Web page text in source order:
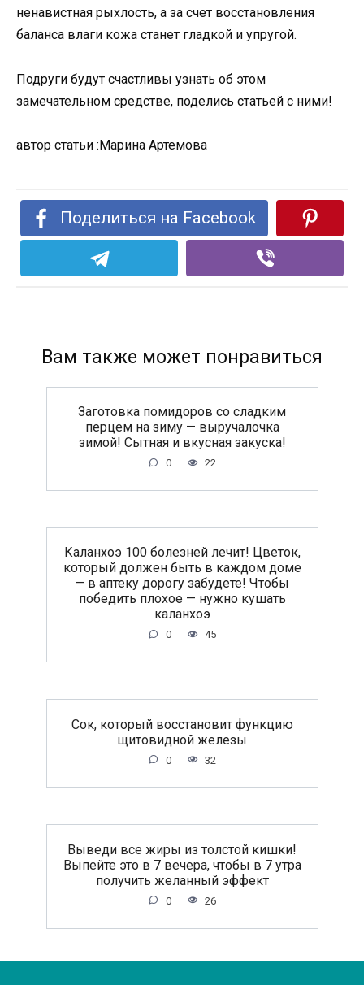
ненавистная рыхлость, а за счет восстановления
баланса влаги кожа станет гладкой и упругой.
Подруги будут счастливы узнать об этом
замечательном средстве, поделись статьей с ними!
автор статьи :Марина Артемова
Поделиться на Facebook
Вам также может понравиться
Заготовка помидоров со сладким
перцем на зиму — выручалочка
зимой! Сытная и вкусная закуска!
0 22
Каланхоэ 100 болезней лечит! Цветок,
который должен быть в каждом доме
— в аптеку дорогу забудете! Чтобы
победить плохое — нужно кушать
каланхоэ
0 45
Сок, который восстановит функцию
щитовидной железы
0 32
Выведи все жиры из толстой кишки!
Выпейте это в 7 вечера, чтобы в 7 утра
получить желанный эффект
0 26